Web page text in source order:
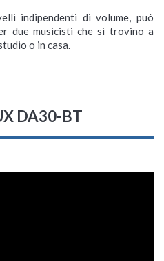
indipendenti di volume, può
due musicisti che si trovino a
o in casa.
DA30-BT